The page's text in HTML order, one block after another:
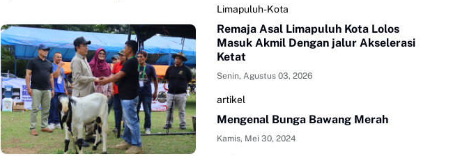
Limapuluh-Kota
Remaja Asal Limapuluh Kota Lolos
Masuk Akmil Dengan jalur Akselerasi
Ketat
Senin, Agustus 03, 2026
artikel
Mengenal Bunga Bawang Merah
Kamis, Mei 30, 2024